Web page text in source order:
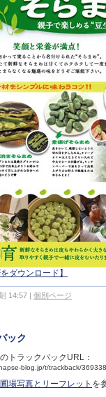
をダウンロード】
14:57 | 個別ページ
ック
トラックバックURL：
blog.jp/t/trackback/
場写真とリーフレット を